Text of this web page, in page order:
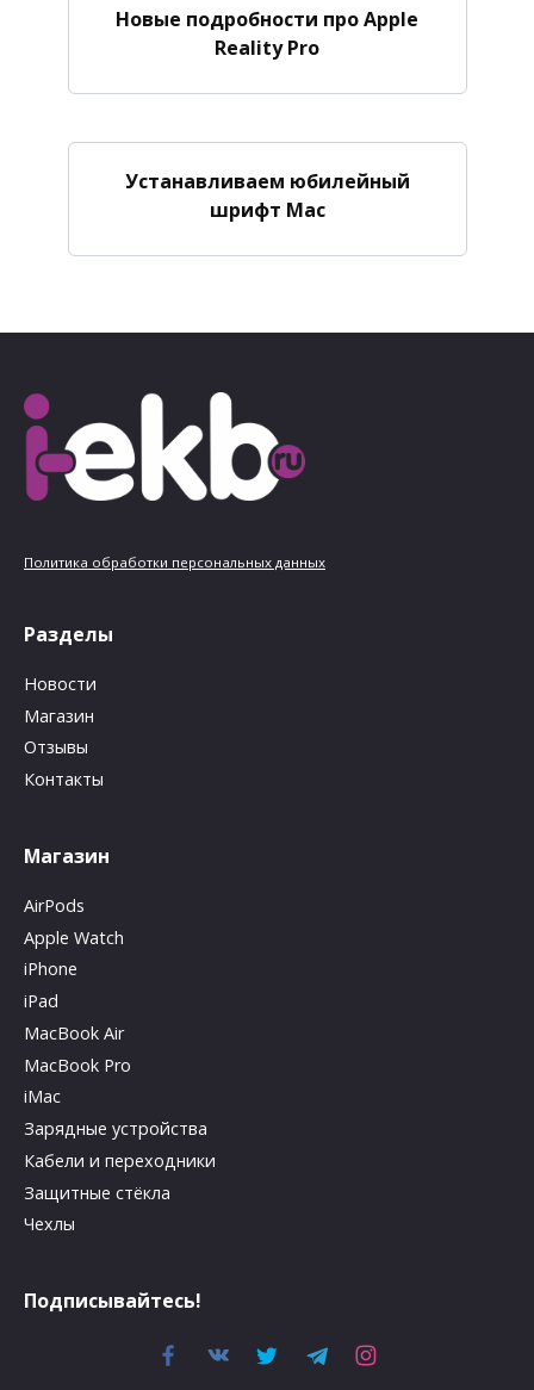
Новые подробности про Apple
Reality Pro
Устанавливаем юбилейный
шрифт Mac
Политика обработки персональных данных
Разделы
Новости
Магазин
Отзывы
Контакты
Магазин
AirPods
Apple Watch
iPhone
iPad
MacBook Air
MacBook Pro
iMac
Зарядные устройства
Кабели и переходники
Защитные стёкла
Чехлы
Подписывайтесь!